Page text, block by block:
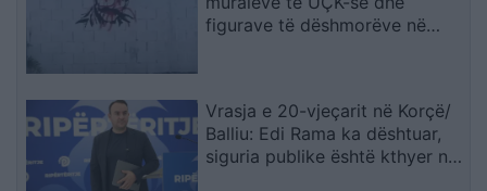
figurave të dëshmorëve në
Vrasja e 20-vjeçarit në Korçë/
Balliu: Edi Rama ka dështuar,
siguria publike është kthyer në